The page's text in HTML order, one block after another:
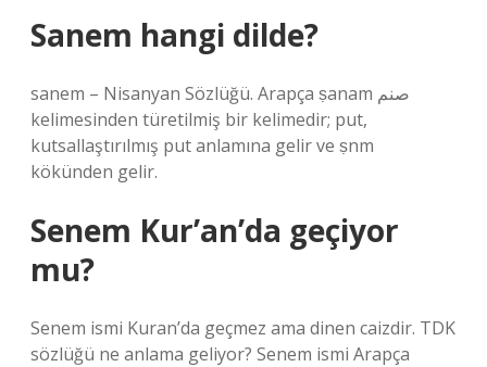
Sanem hangi dilde?
sanem – Nisanyan Sözlüğü. Arapça ṣanam صنم
kelimesinden türetilmiş bir kelimedir; put,
kutsallaştırılmış put anlamına gelir ve ṣnm
kökünden gelir.
Senem Kur’an’da geçiyor
mu?
Senem ismi Kuran’da geçmez ama dinen caizdir. TDK
sözlüğü ne anlama geliyor? Senem ismi Arapça